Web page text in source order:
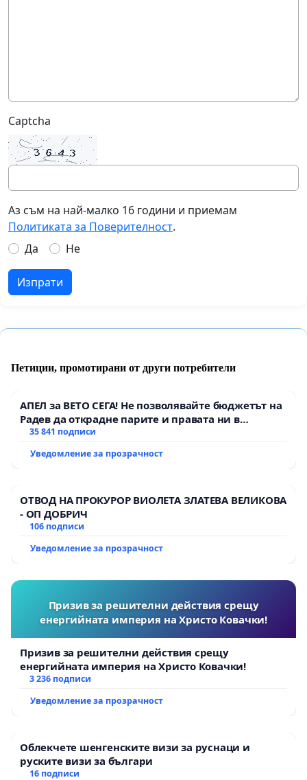
Captcha
Аз съм на най-малко 16 години и приемам
Политиката за Поверителност.
Да
Не
Изпрати
Петиции, промотирани от други потребители
АПЕЛ за ВЕТО СЕГА! Не позволявайте бюджетът на
Радев да открадне парите и правата ни в
тъмното
35 841 подписи
Уведомление за прозрачност
ОТВОД НА ПРОКУРОР ВИОЛЕТА ЗЛАТЕВА ВЕЛИКОВА
- ОП ДОБРИЧ
106 подписи
Уведомление за прозрачност
Призив за решителни действия срещу
енергийната империя на Христо Ковачки!
Призив за решителни действия срещу
енергийната империя на Христо Ковачки!
3 236 подписи
Уведомление за прозрачност
Облекчете шенгенските визи за руснаци и
руските визи за българи
16 подписи